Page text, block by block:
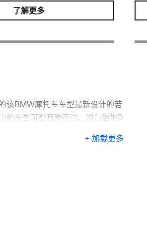
了解更多
该BMW摩托车车型最新设计的若
的车型可能有所不同，须与当地B
+ 加载更多